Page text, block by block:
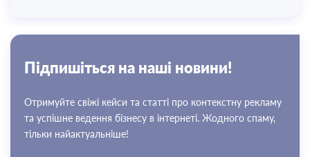
Пiдпишiться на нашi новини!
Отримуйте свіжі кейси та статті про контекстну рекламу
та успішне ведення бізнесу в інтернеті. Жодного спаму,
тільки найактуальніше!